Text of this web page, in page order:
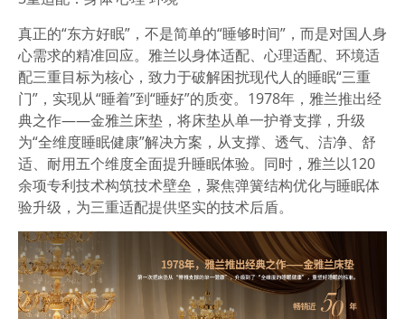
真正的“东方好眠”，不是简单的“睡够时间”，而是对国人身
心需求的精准回应。雅兰以身体适配、心理适配、环境适
配三重目标为核心 ，致力于破解困扰现代人的睡眠“三重
门”，实现从“睡着”到“睡好”的质变。1978年，雅兰推出经
典之作——金雅兰床垫， 将床垫从单一护脊支撑，升级
为“全维度睡眠健康”解决方案 ，从支撑、透气、洁净、舒
适、耐用五个维度全面提升睡眠体验。同时，雅兰以120
余项专利技术构筑技术壁垒，聚焦弹簧结构优化与睡眠体
验升级，为三重适配提供坚实的技术后盾。